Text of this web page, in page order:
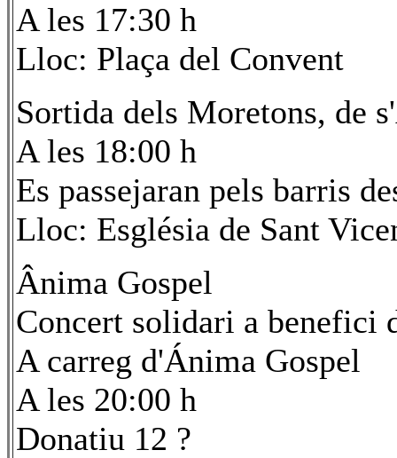
A les 17:30 h
Lloc: Plaça del Convent
Sortida dels Moretons, de
A les 18:00 h
Es passejaran pels barris
Lloc: Església de Sant
Ânima Gospel
Concert solidari a benefici
A carreg d'Ánima Gospel
A les 20:00 h
Donatiu 12 ?